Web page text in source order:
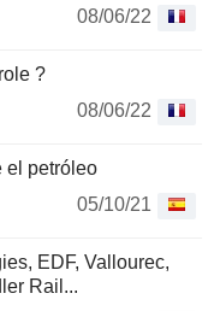
08/06/22
?
08/06/22
el petróleo
05/10/21
EDF, Vallourec,
Rail...